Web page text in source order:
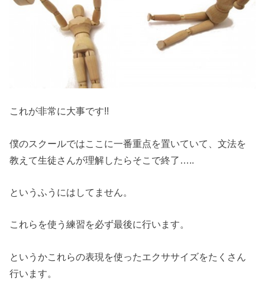
これが非常に大事です!!
僕のスクールではここに一番重点を置いていて、文法を
教えて生徒さんが理解したらそこで終了…..
というふうにはしてません。
これらを使う練習を必ず最後に行います。
というかこれらの表現を使ったエクササイズをたくさん
行います。